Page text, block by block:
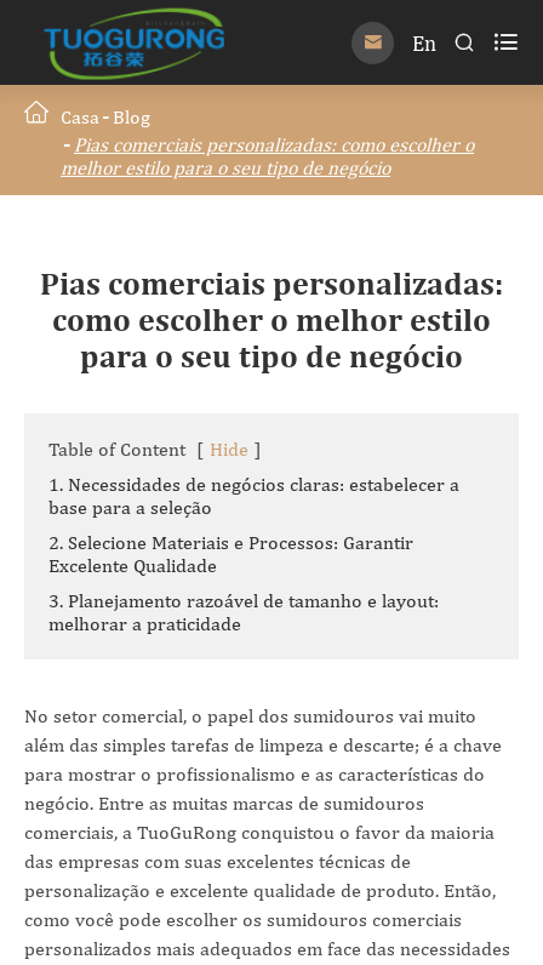
 En  
Casa
Blog
Pias comerciais personalizadas: como escolher o
melhor estilo para o seu tipo de negócio
Pias comerciais personalizadas:
como escolher o melhor estilo
para o seu tipo de negócio
Table of Content [ Hide ]
1. Necessidades de negócios claras: estabelecer a
base para a seleção
2. Selecione Materiais e Processos: Garantir
Excelente Qualidade
3. Planejamento razoável de tamanho e layout:
melhorar a praticidade
No setor comercial, o papel dos sumidouros vai muito
além das simples tarefas de limpeza e descarte; é a chave
para mostrar o profissionalismo e as características do
negócio. Entre as muitas marcas de sumidouros
comerciais, a TuoGuRong conquistou o favor da maioria
das empresas com suas excelentes técnicas de
personalização e excelente qualidade de produto. Então,
como você pode escolher os sumidouros comerciais
personalizados mais adequados em face das necessidades